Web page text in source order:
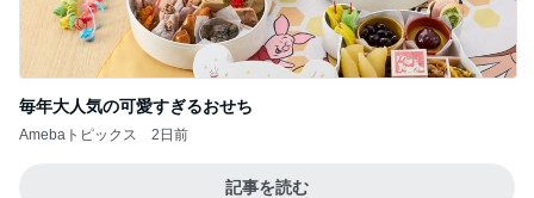
毎年大人気の可愛すぎるおせち
Amebaトピックス 2日前
記事を読む